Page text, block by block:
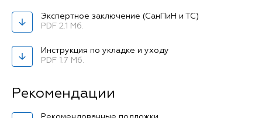
Экспертное заключение (СанПиН и ТС)
PDF 2.1 Мб.
Инструкция по укладке и уходу
PDF 1.7 Мб.
Рекомендации